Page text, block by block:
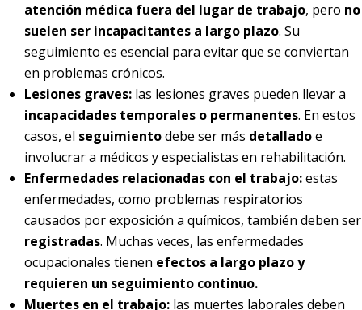
atención médica fuera del lugar de trabajo, pero no
suelen ser incapacitantes a largo plazo. Su
seguimiento es esencial para evitar que se conviertan
en problemas crónicos.
Lesiones graves: las lesiones graves pueden llevar a
incapacidades temporales o permanentes. En estos
casos, el seguimientodebe ser más detalladoe
involucrar a médicos y especialistas en rehabilitación.
Enfermedades relacionadas con el trabajo:estas
enfermedades, como problemas respiratorios
causados por exposición a químicos, también deben ser
registradas. Muchas veces, las enfermedades
ocupacionales tienen efectos a largo plazo y
requieren un seguimiento continuo.
Muertes en el trabajo: las muertes laborales deben